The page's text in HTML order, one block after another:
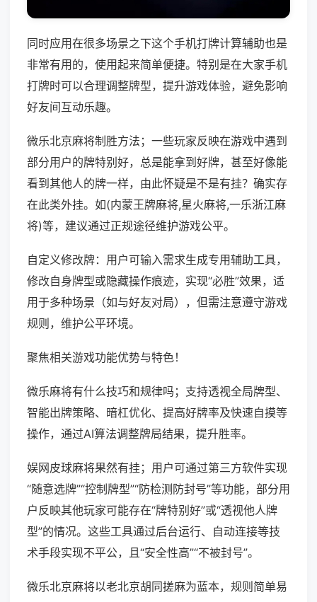
同时应用在很多场景之下这个手机打牌计算辅助也是
非常有用的，使用起来简单便捷。特别是在大家手机
打牌时可以合理调整牌型，提升游戏体验，避免影响
好友间互动乐趣。
微乐北京麻将制胜方法；一些玩家反映在游戏中遇到
部分用户的牌特别好，总是能拿到好牌，甚至好像能
看到其他人的牌一样，由此怀疑是不是有挂？确实存
在此类外挂。如(内蒙王牌麻将,星火麻将,一乐浙江麻
将)等，建议通过正规途径维护游戏公平。
自定义修改牌：用户可输入需求生成专用辅助工具，
修改自身牌型或隐藏操作痕迹，实现“必胜”效果，适
用于多种场景（如与好友对局），但需注意遵守游戏
规则，维护公平环境。
聚焦相关游戏功能优势与特色！
微乐麻将有什么技巧和规律吗；支持透视全局牌型、
智能出牌策略、暗杠优化、提高好牌率及快速自摸等
操作，通过AI算法调整牌局结果，提升胜率。
娱网皮球麻将果然有挂；用户可通过第三方软件实现
“随意选牌”“控制牌型”“防检测防封号”等功能，部分用
户反映其他玩家可能存在“牌特别好”或“透视他人牌
型”的情况。这些工具通过后台运行、自动连接等技
术手段实现不平公，且“安全性高”“不被封号”。
微乐北京麻将以老北京胡同搓麻为蓝本，规则简单易